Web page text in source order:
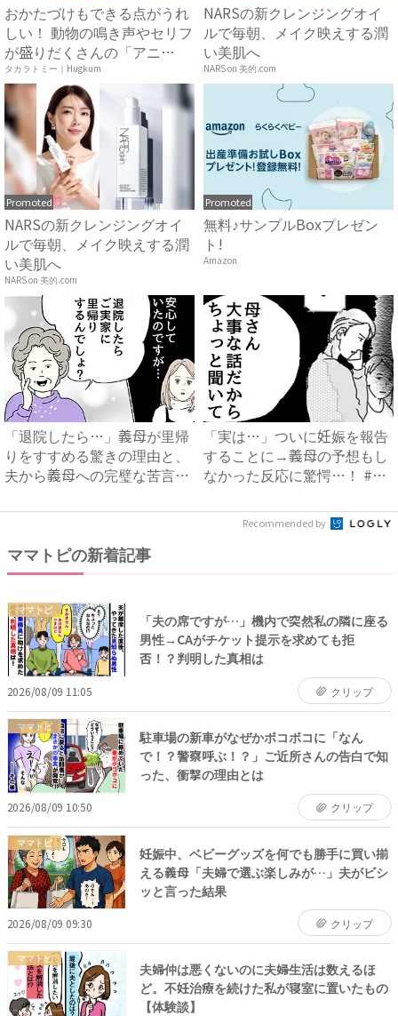
おかたづけもできる点がうれ
しい！ 動物の鳴き声やセリフ
が盛りだくさんの「アニ
ア ...
タカラトミー｜Hugkum
NARSの新クレンジングオイ
ルで毎朝、メイク映えする潤
い美肌へ
NARS on 美的.com
Promoted
NARSの新クレンジングオイ
ルで毎朝、メイク映えする潤
い美肌へ
NARS on 美的.com
Promoted
無料♪サンプルBoxプレゼン
ト!
Amazon
「退院したら…」義母が里帰
りをすすめる驚きの理由と、
夫から義母への完璧な苦言
「実は…」ついに妊娠を報告
することに→義母の予想もし
なかった反応に驚愕…！ #
Recommended by
ママトピの新着記事
ママトピ
「夫の席ですが…」機内で突然私の隣に座る
男性→CAがチケット提示を求めても拒
否！？判明した真相は
2026/08/09 11:05 クリップ
ママトピ
駐車場の新車がなぜかボコボコに「なん
で！？警察呼ぶ！？」ご近所さんの告白で知
った、衝撃の理由とは
2026/08/09 10:50 クリップ
ママトピ
妊娠中、ベビーグッズを何でも勝手に買い揃
える義母「夫婦で選ぶ楽しみが…」夫がビシ
ッと言った結果
2026/08/09 09:30 クリップ
ママトピ
夫婦仲は悪くないのに夫婦生活は数えるほ
ど。不妊治療を続けた私が寝室に置いたもの
【体験談】